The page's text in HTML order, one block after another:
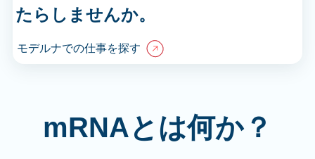
たらしませんか。
モデルナでの仕事を探す
mRNAとは何か？